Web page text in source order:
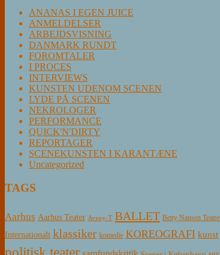
ANANAS I EGEN JUICE
ANMELDELSER
ARBEJDSVISNING
DANMARK RUNDT
FOROMTALER
I PROCES
INTERVIEWS
KUNSTEN UDENOM SCENEN
LYDE PÅ SCENEN
NEKROLOGER
PERFORMANCE
QUICK'N'DIRTY
REPORTAGER
SCENEKUNSTEN I KARANTÆNE
Uncategorized
TAGS
Aarhus Aarhus Teater Aveny-T BALLET Betty Nansen
Internationalt klassiker komedie KOREOGRAFI kunst
politisk teater